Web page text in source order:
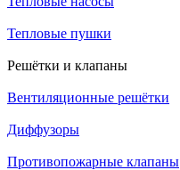
Тепловые пушки
Решётки и клапаны
Вентиляционные решётки
Диффузоры
Противопожарные клапаны